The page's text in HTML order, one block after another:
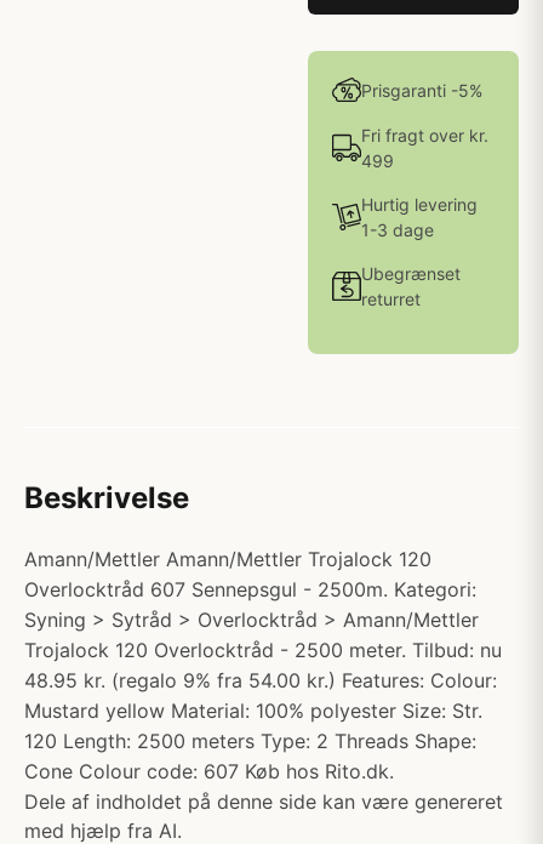
Prisgaranti -5%
Fri fragt over kr.
499
Hurtig levering
1-3 dage
Ubegrænset
returret
Beskrivelse
Amann/Mettler Amann/Mettler Trojalock 120
Overlocktråd 607 Sennepsgul - 2500m. Kategori:
Syning > Sytråd > Overlocktråd > Amann/Mettler
Trojalock 120 Overlocktråd - 2500 meter. Tilbud: nu
48.95 kr. (regalo 9% fra 54.00 kr.) Features: Colour:
Mustard yellow Material: 100% polyester Size: Str.
120 Length: 2500 meters Type: 2 Threads Shape:
Cone Colour code: 607 Køb hos Rito.dk.
Dele af indholdet på denne side kan være genereret
med hjælp fra AI.